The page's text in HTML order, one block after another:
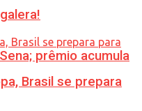
prêmio acumula
Brasil se prepara